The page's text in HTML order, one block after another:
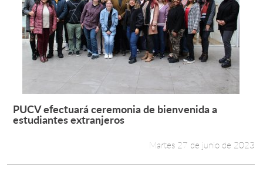
Leer más +
PUCV efectuará ceremonia de bienvenida a
estudiantes extranjeros
Martes 27 de junio de 2023